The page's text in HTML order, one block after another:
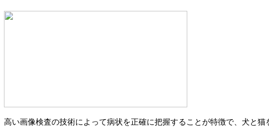
高い画像検査の技術によって病状を正確に把握することが特徴で、犬と